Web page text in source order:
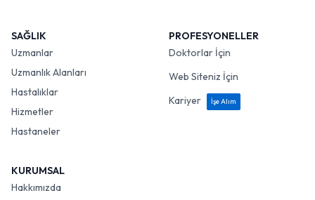
SAĞLIK
Uzmanlar
Uzmanlık Alanları
Hastalıklar
Hizmetler
Hastaneler
PROFESYONELLER
Doktorlar İçin
Web Siteniz İçin
Kariyer
İşe Alım
KURUMSAL
Hakkımızda